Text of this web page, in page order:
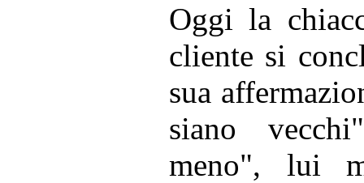
Oggi la
cliente si
sua
siano
meno", lui